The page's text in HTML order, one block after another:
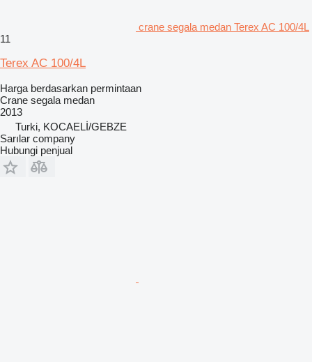
crane segala medan Terex AC 100/4L
11
Terex AC 100/4L
Harga berdasarkan permintaan
Crane segala medan
2013
Turki, KOCAELİ/GEBZE
Sarılar company
Hubungi penjual